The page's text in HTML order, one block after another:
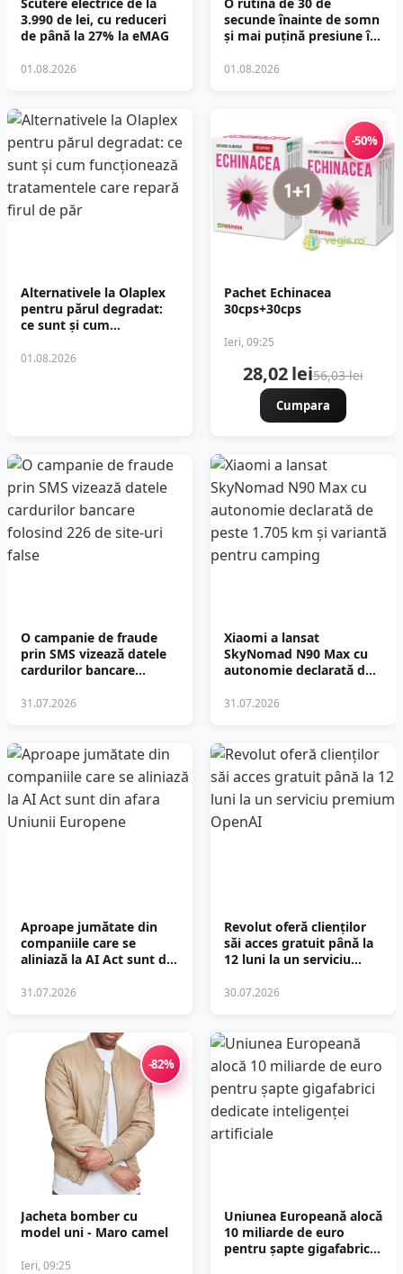
3.990 de lei, cu reduceri
de până la 27% la eMAG
01.08.2026
secunde înainte de somn
și mai puțină presiune în
următoare
01.08.2026
Alternativele la Olaplex
pentru părul degradat:
ce sunt și cum
tratamentele care repară
01.08.2026
-50%
Pachet Echinacea
30cps+30cps
Ieri, 09:25
28,02 lei56,03 lei
Cumpara
O campanie de fraude
prin SMS vizează datele
cardurilor bancare
false
31.07.2026
Xiaomi a lansat
SkyNomad N90 Max cu
autonomie declarată de
variantă pentru camping
31.07.2026
Aproape jumătate din
companiile care se
aliniază la AI Act sunt din
31.07.2026
Revolut oferă clienților
săi acces gratuit până la
12 luni la un serviciu
30.07.2026
-82%
Jacheta bomber cu
model uni - Maro camel
Ieri, 09:25
Uniunea Europeană alocă
10 miliarde de euro
pentru șapte gigafabrici